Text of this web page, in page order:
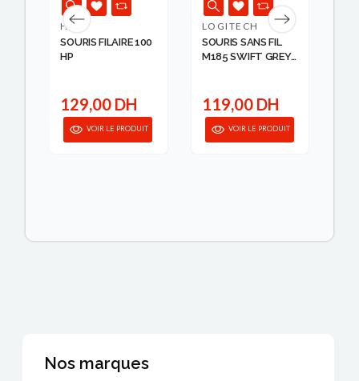
HP
SOURIS FILAIRE 100
HP
129,00 DH
VOIR LE PRODUIT
LOGITECH
SOURIS SANS FIL
M185 SWIFT GREY
119,00 DH
VOIR LE PRODUIT
Nos marques